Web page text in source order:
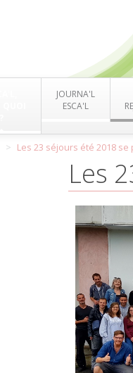
JOURNA'L
ESCA'L
Les 23 séjours été 2018 se
Les